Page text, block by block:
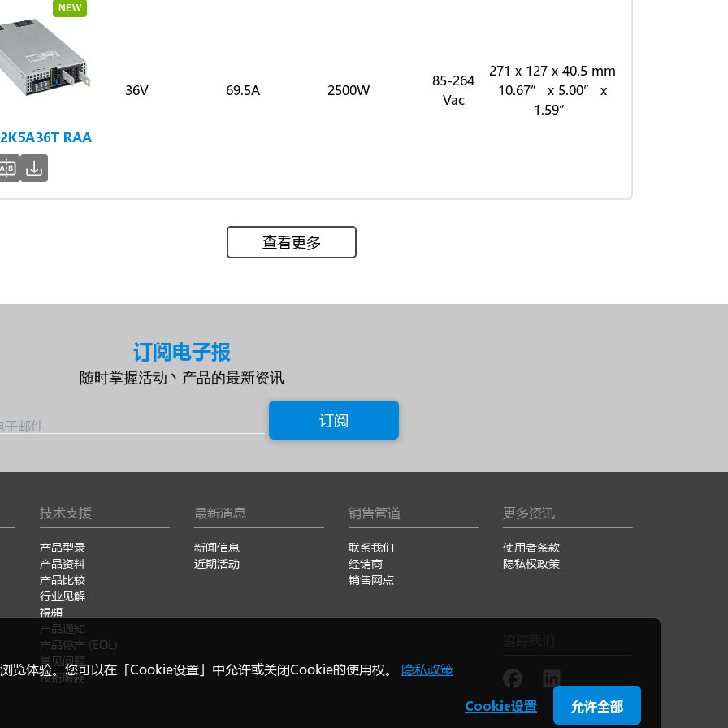
NEW
RAA
36V 69.5A 2500W
85-264
Vac
271 x 127 x 40.5 mm
10.67” x 5.00” x
1.59”
查看更多
订阅电子报
随时掌握活动丶产品的最新资讯
子邮件 订阅
技术支援
产品型录
产品资料
产品比较
行业见解
視頻
产品通知
产品停产 (EOL)
常见问题
技術服務
最新消息
新闻信息
近期活动
销售管道
联系我们
经销商
销售网点
更多资讯
使用者条款
隐私权政策
览体验。您可以在「Cookie设置」中允许或关闭Cookie的使用权。
隐私政策
允许全部
Cookie设置